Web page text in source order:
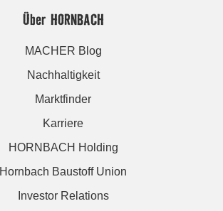
Über HORNBACH
MACHER Blog
Nachhaltigkeit
Marktfinder
Karriere
HORNBACH Holding
Hornbach Baustoff Union
Investor Relations